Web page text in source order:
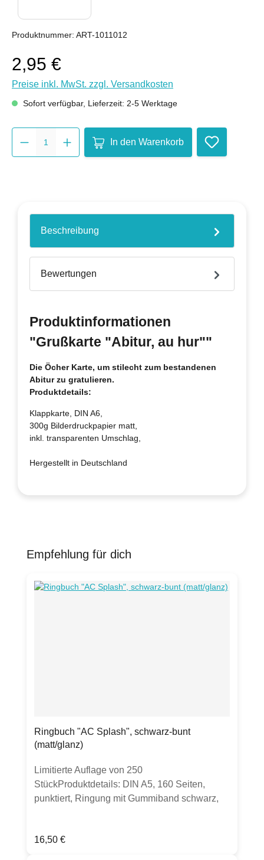
Produktnummer: ART-1011012
2,95 €
Preise inkl. MwSt. zzgl. Versandkosten
Sofort verfügbar, Lieferzeit: 2-5 Werktage
Produkt Anzahl: Gib den
In den Warenkorb
Beschreibung
Bewertungen
Produktinformationen
"Grußkarte "Abitur, au hur""
Die Öcher Karte, um stilecht zum bestandenen
Abitur zu gratulieren.
Produktdetails:
Klappkarte, DIN A6,
300g Bilderdruckpapier matt,
inkl. transparenten Umschlag,
Hergestellt in Deutschland
Produktgalerie überspringen
Empfehlung für dich
Ringbuch "AC Splash", schwarz-bunt
(matt/glanz)
Limitierte Auflage von 250
StückProduktdetails: DIN A5, 160 Seiten,
punktiert, Ringung mit Gummiband schwarz,
Regulärer Preis:
16,50 €